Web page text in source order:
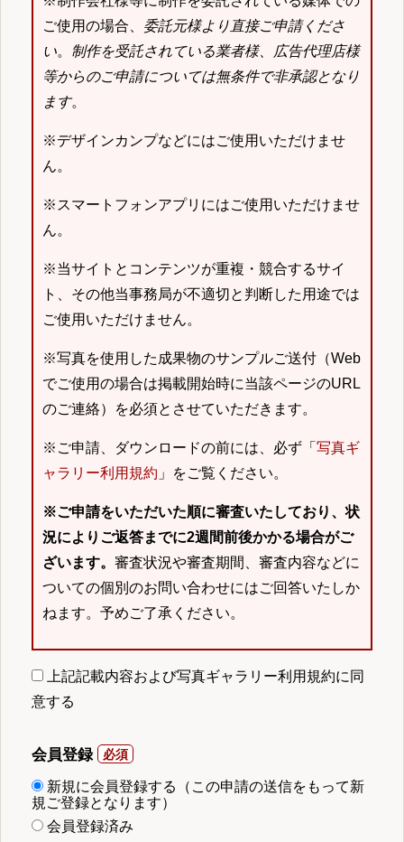
ご使用の場合、 委託元様より直接ご申請くださ
い。 制作を受託されている業者様、広告代理店様
等からのご申請については無条件で非承認となり
ます。
※デザインカンプなどにはご使用いただけませ
ん。
※スマートフォンアプリにはご使用いただけませ
ん。
※当サイトとコンテンツが重複・競合するサイ
ト、その他当事務局が不適切と判断した用途では
ご使用いただけません。
※写真を使用した成果物のサンプルご送付（Web
でご使用の場合は掲載開始時に当該ページのURL
のご連絡）を必須とさせていただきます。
※ご申請、ダウンロードの前には、必ず「 写真ギ
ャラリー利用規約 」をご覧ください。
※ご申請をいただいた順に審査いたしており、状
況によりご返答までに2週間前後かかる場合がご
ざいます。 審査状況や審査期間、審査内容などに
ついての個別のお問い合わせにはご回答いたしか
ねます。予めご了承ください。
上記記載内容および写真ギャラリー利用規約に同
意する
会員登録
新規に会員登録する（この申請の送信をもって新
規ご登録となります）
会員登録済み